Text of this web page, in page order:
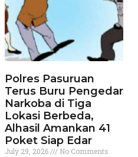
Polres Pasuruan
Terus Buru Pengedar
Narkoba di Tiga
Lokasi Berbeda,
Alhasil Amankan 41
Poket Siap Edar
July 29, 2026 No Comments